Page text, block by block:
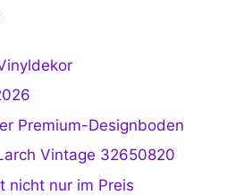
Premium-Designboden
Vintage 32650820
nicht nur im Preis